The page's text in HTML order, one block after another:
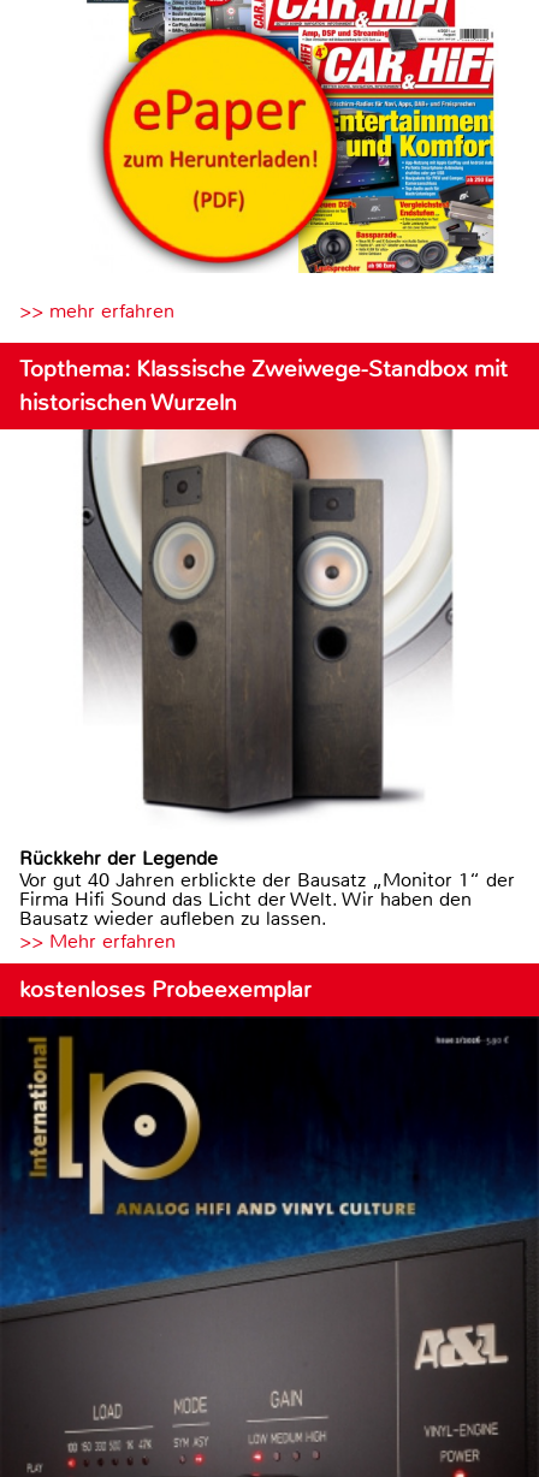
>> mehr erfahren
Topthema: Klassische Zweiwege-Standbox mit
historischen Wurzeln
Rückkehr der Legende
Vor gut 40 Jahren erblickte der Bausatz „Monitor 1“ der
Firma Hifi Sound das Licht der Welt. Wir haben den
Bausatz wieder aufleben zu lassen.
>> Mehr erfahren
kostenloses Probeexemplar